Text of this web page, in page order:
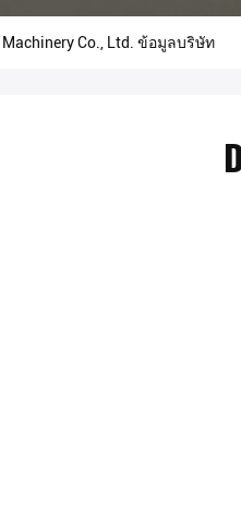
Machinery Co., Ltd. ข้อมูลบริษัท